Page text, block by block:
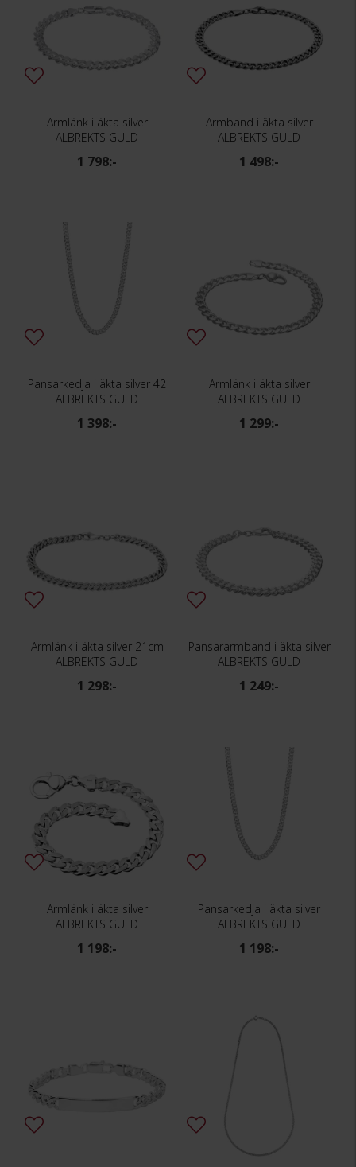
Armlänk i äkta silver
ALBREKTS GULD
1 798:-
Armband i äkta silver
ALBREKTS GULD
1 498:-
Pansarkedja i äkta silver 42
ALBREKTS GULD
1 398:-
Armlänk i äkta silver
ALBREKTS GULD
1 299:-
Armlänk i äkta silver 21cm
ALBREKTS GULD
1 298:-
Pansararmband i äkta silver
ALBREKTS GULD
1 249:-
Armlänk i äkta silver
ALBREKTS GULD
1 198:-
Pansarkedja i äkta silver
ALBREKTS GULD
1 198:-